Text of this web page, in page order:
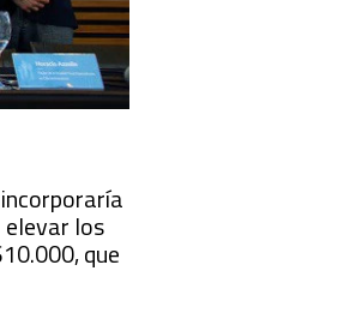
elevar los
que